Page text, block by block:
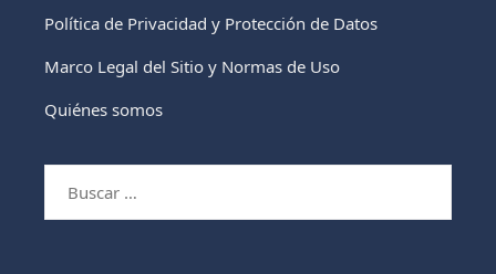
Política de Privacidad y Protección de Datos
Marco Legal del Sitio y Normas de Uso
Quiénes somos